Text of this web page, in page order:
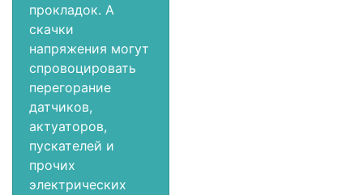
прокладок. А
скачки
напряжения могут
спровоцировать
перегорание
датчиков,
актуаторов,
пускателей и
прочих
электрических